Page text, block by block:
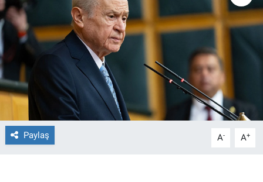
Paylaş A- A+
Forum
Gerçeğin İzinde
Gün Başlıyor
Gün Bitiyor
Gün Ortası